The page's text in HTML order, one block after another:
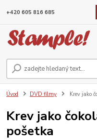
+420 605 816 685
Úvod DVD filmy Krev jako
Krev jako
pošetka